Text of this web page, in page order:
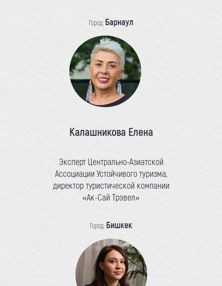
Город: Барнаул
Калашникова Елена
Эксперт Центрально-Азиатской
Ассоциации Устойчивого туризма,
директор туристической компании
«Ак-Сай Трэвел»
Город: Бишкек